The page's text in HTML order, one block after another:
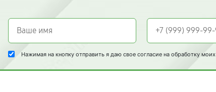
Нажимая на кнопку отправить я даю свое согласие на обработку моих